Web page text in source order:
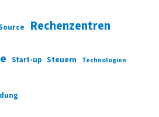
Rechenzentren
Start-up Steuern Technologien